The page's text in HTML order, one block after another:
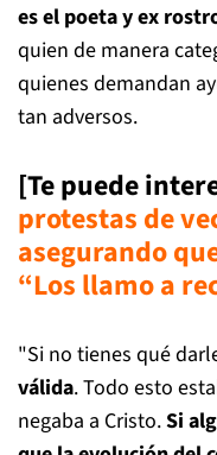
es el poeta y ex
quien de manera
quienes demandan
tan adversos.
[Te puede
protestas de
asegurando
“Los llamo a
"Si no tienes qué
válida. Todo esto
negaba a Cristo.Si